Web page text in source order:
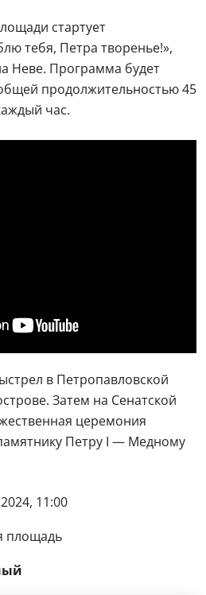
стартует
тебя, Петра творенье!»,
Неве. Программа будет
продолжительностью 45
час.
в Петропавловской
Затем на Сенатской
церемония
Петру I — Медному
11:00
площадь